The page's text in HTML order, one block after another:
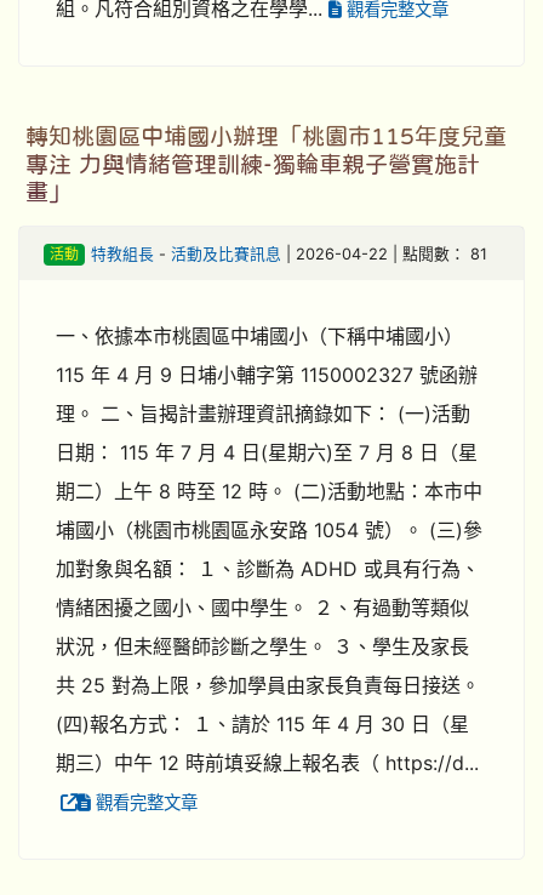
組。凡符合組別資格之在學學... 觀看完整文章
轉知桃園區中埔國小辦理「桃園市115年度兒童
專注 力與情緒管理訓練-獨輪車親子營實施計
畫」
活動 特教組長- 活動及比賽訊息 | 2026-04-22 | 點閱數： 81
一、依據本市桃園區中埔國小（下稱中埔國小）
115 年 4 月 9 日埔小輔字第 1150002327 號函辦
理。 二、旨揭計畫辦理資訊摘錄如下： (一)活動
日期： 115 年 7 月 4 日(星期六)至 7 月 8 日（星
期二）上午 8 時至 12 時。 (二)活動地點：本市中
埔國小（桃園市桃園區永安路 1054 號）。 (三)參
加對象與名額： １、診斷為 ADHD 或具有行為、
情緒困擾之國小、國中學生。 ２、有過動等類似
狀況，但未經醫師診斷之學生。 ３、學生及家長
共 25 對為上限，參加學員由家長負責每日接送。
(四)報名方式： １、請於 115 年 4 月 30 日（星
期三）中午 12 時前填妥線上報名表（ https://d...
觀看完整文章